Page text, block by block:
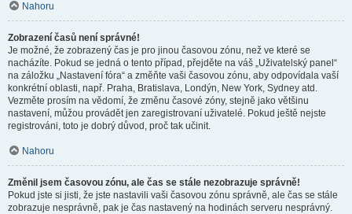
Nahoru
Zobrazení časů není správné!
Je možné, že zobrazený čas je pro jinou časovou zónu, než ve které se
nacházíte. Pokud se jedná o tento případ, přejděte na váš „Uživatelský panel“
na záložku „Nastavení fóra“ a změňte vaši časovou zónu, aby odpovídala vaší
konkrétní oblasti, např. Praha, Bratislava, Londýn, New York, Sydney atd.
Vezměte prosím na vědomí, že změnu časové zóny, stejně jako většinu
nastavení, můžou provádět jen zaregistrovaní uživatelé. Pokud ještě nejste
registrováni, toto je dobrý důvod, proč tak učinit.
Nahoru
Změnil jsem časovou zónu, ale čas se stále nezobrazuje správně!
Pokud jste si jisti, že jste nastavili vaši časovou zónu správně, ale čas se stále
zobrazuje nesprávně, pak je čas nastavený na hodinách serveru nesprávný.